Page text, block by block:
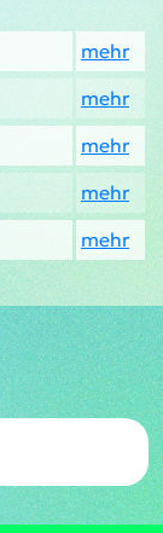
mehr
mehr
mehr
mehr
mehr